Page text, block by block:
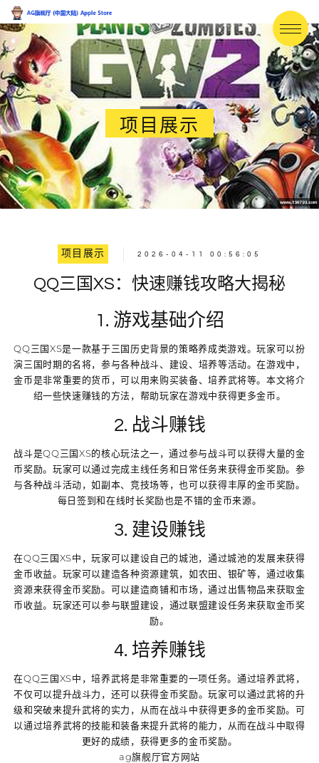
项目展示
项目展示 2026-04-11 00:56:05
QQ三国XS：快速赚钱攻略大揭秘
1. 游戏基础介绍
QQ三国XS是一款基于三国历史背景的策略养成类游戏。玩家可以扮
演三国时期的名将，参与各种战斗、建设、培养等活动。在游戏中，
金币是非常重要的货币，可以用来购买装备、培养武将等。本文将介
绍一些快速赚钱的方法，帮助玩家在游戏中获得更多金币。
2. 战斗赚钱
战斗是QQ三国XS的核心玩法之一，通过参与战斗可以获得大量的金
币奖励。玩家可以通过完成主线任务和日常任务来获得金币奖励。参
与各种战斗活动，如副本、竞技场等，也可以获得丰厚的金币奖励。
每日签到和在线时长奖励也是不错的金币来源。
3. 建设赚钱
在QQ三国XS中，玩家可以建设自己的城池，通过城池的发展来获得
金币收益。玩家可以建造各种资源建筑，如农田、银矿等，通过收集
资源来获得金币奖励。可以建造商铺和市场，通过出售物品来获取金
币收益。玩家还可以参与联盟建设，通过联盟建设任务来获取金币奖
励。
4. 培养赚钱
在QQ三国XS中，培养武将是非常重要的一项任务。通过培养武将，
不仅可以提升战斗力，还可以获得金币奖励。玩家可以通过武将的升
级和突破来提升武将的实力，从而在战斗中获得更多的金币奖励。可
以通过培养武将的技能和装备来提升武将的能力，从而在战斗中取得
更好的成绩，获得更多的金币奖励。
ag旗舰厅官方网站